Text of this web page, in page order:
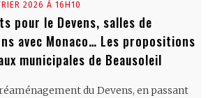
2026 À 16H10
pour le Devens, salles de
avec Monaco… Les propositions
municipales de Beausoleil
du Devens, en passant